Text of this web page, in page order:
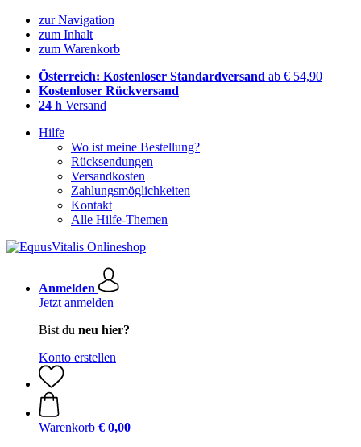
zur Navigation
zum Inhalt
zum Warenkorb
Österreich: Kostenloser Standardversand ab € 54,90
Kostenloser Rückversand
24 h Versand
Hilfe
Wo ist meine Bestellung?
Rücksendungen
Versandkosten
Zahlungsmöglichkeiten
Kontakt
Alle Hilfe-Themen
Anmelden
Jetzt anmelden
Bist du neu hier?
Konto erstellen
Warenkorb € 0,00